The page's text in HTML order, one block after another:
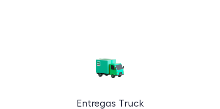
Entregas Truck